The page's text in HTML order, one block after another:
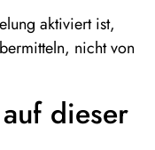
aktiviert ist,
nicht von
dieser